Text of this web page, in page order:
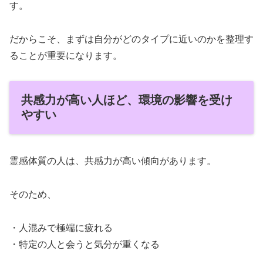
す。
だからこそ、まずは自分がどのタイプに近いのかを整理す
ることが重要になります。
共感力が高い人ほど、環境の影響を受け
やすい
霊感体質の人は、共感力が高い傾向があります。
そのため、
・人混みで極端に疲れる
・特定の人と会うと気分が重くなる